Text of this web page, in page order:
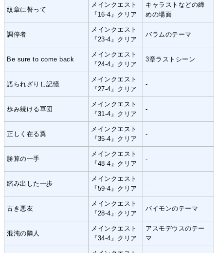
紋章に誓って
メインクエスト
『16-4』クリア
キャラストなどの締
めの場面
調停者
メインクエスト
『23-4』クリア
バラムのテーマ
Be sure to come back
メインクエスト
『24-4』クリア
3章ラストシーン
語られざりし記憶
メインクエスト
『27-4』クリア
-
歩み続ける軍団
メインクエスト
『31-4』クリア
-
正しく在る翼
メインクエスト
『35-4』クリア
-
勝算の一手
メインクエスト
『48-4』クリア
-
踏み出した一歩
メインクエスト
『59-4』クリア
-
古き悪友
メインクエスト
『28-4』クリア
パイモンのテーマ
混沌の隣人
メインクエスト
『34-4』クリア
アスモデウスのテー
マ